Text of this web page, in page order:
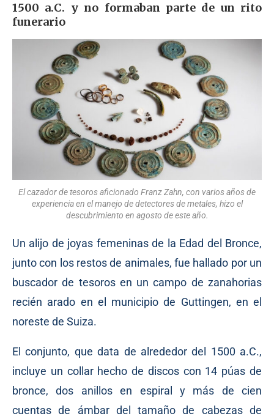
1500 a.C. y no formaban parte de un rito
funerario
El cazador de tesoros aficionado Franz Zahn, con varios años de
experiencia en el manejo de detectores de metales, hizo el
descubrimiento en agosto de este año.
Un alijo de joyas femeninas de la Edad del Bronce,
junto con los restos de animales, fue hallado por un
buscador de tesoros en un campo de zanahorias
recién arado en el municipio de Guttingen, en el
noreste de Suiza.
El conjunto, que data de alrededor del 1500 a.C.,
incluye un collar hecho de discos con 14 púas de
bronce, dos anillos en espiral y más de cien
cuentas de ámbar del tamaño de cabezas de